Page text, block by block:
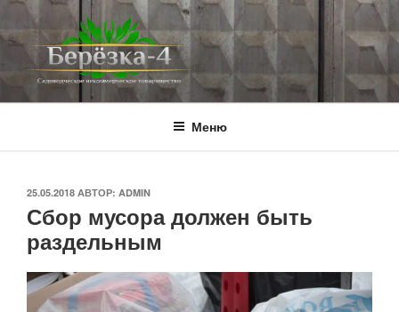
Перейти
к
содержимому
BEREZKA4.RU
СНТ Берёзка-4
Меню
ОПУБЛИКОВАНО
25.05.2018 АВТОР: ADMIN
Сбор мусора должен быть
раздельным